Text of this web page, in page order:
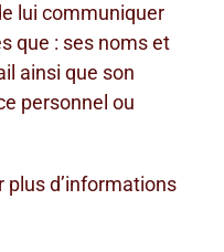
lui communiquer
que : ses noms et
ainsi que son
personnel ou
plus d’informations